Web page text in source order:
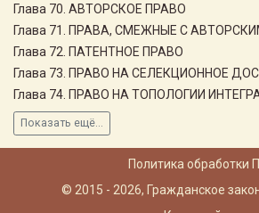
Глава 70. АВТОРСКОЕ ПРАВО
Глава 71. ПРАВА, СМЕЖНЫЕ С
Глава 72. ПАТЕНТНОЕ ПРАВО
Глава 73. ПРАВО НА СЕЛЕКЦИОННОЕ
Глава 74. ПРАВО НА ТОПОЛОГИИ
Показать ещё...
Политика обработки
© 2015 - 2026, Гражданское